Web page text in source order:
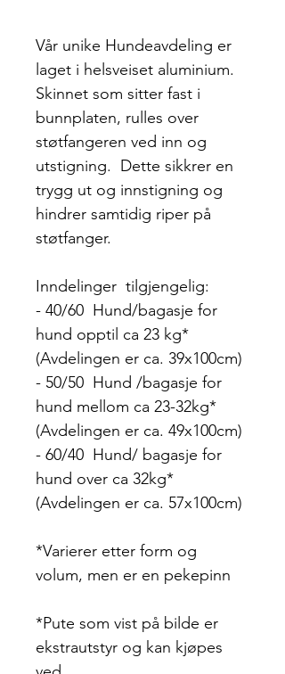
Vår unike Hundeavdeling er
laget i helsveiset aluminium.
Skinnet som sitter fast i
bunnplaten, rulles over
støtfangeren ved inn og
utstigning. Dette sikkrer en
trygg ut og innstigning og
hindrer samtidig riper på
støtfanger.
Inndelinger tilgjengelig:
- 40/60 Hund/bagasje for
hund opptil ca 23 kg*
(Avdelingen er ca. 39x100cm)
- 50/50 Hund /bagasje for
hund mellom ca 23-32kg*
(Avdelingen er ca. 49x100cm)
- 60/40 Hund/ bagasje for
hund over ca 32kg*
(Avdelingen er ca. 57x100cm)
*Varierer etter form og
volum, men er en pekepinn
*Pute som vist på bilde er
ekstrautstyr og kan kjøpes